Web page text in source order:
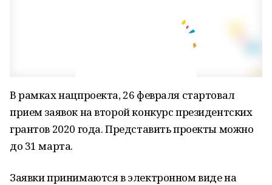
В рамках нацпроекта, 26 февраля стартовал
прием заявок на второй конкурс президентских
грантов 2020 года. Представить проекты можно
до 31 марта.
Заявки принимаются в электронном виде на